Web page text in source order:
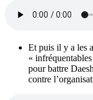
Et puis il y a les
«
pour battre
contre